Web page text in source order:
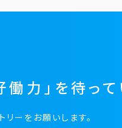
働力」を待っ
リーをお願いします。